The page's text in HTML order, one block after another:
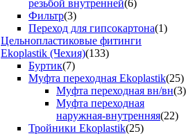
резьбой внутренней(6)
Фильтр(3)
Переход для гипсокартона(1)
Цельнопластиковые фитинги
Ekoplastik (Чехия)(133)
Буртик(7)
Муфта переходная Ekoplastik(25)
Муфта переходная вн/вн(3)
Муфта переходная
наружная-внутренняя(22)
Тройники Ekoplastik(25)